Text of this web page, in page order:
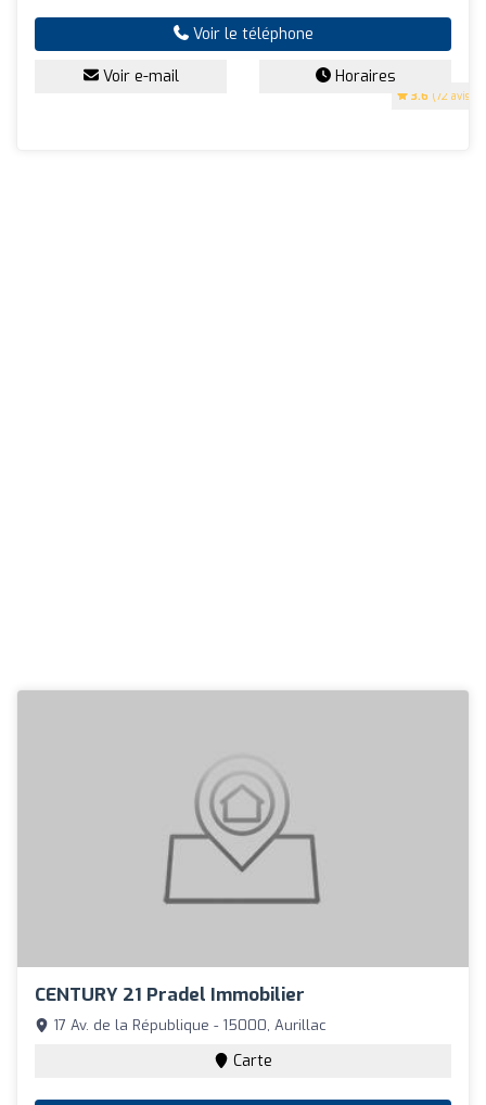
3.6 (72 avis)
Voir le téléphone
Voir e-mail Horaires
CENTURY 21 Pradel Immobilier
17 Av. de la République - 15000, Aurillac
Carte